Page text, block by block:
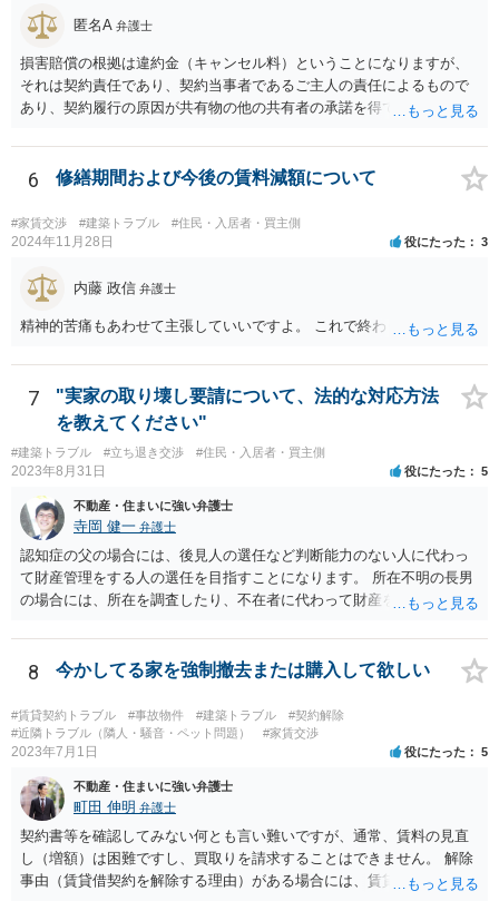
にとって不利な事実が隠されているという推認を働かせることに繋が
るリスクがあります（もちろん、争点と全く無関係な部分をマスキン
グ等することはありますが、それは手続戦略とは別の問題です）。 裁
判所は公平な第三者であり、調停委員会に与える心証も考慮する必要
があります。手続を有利に進めたいのであれば、証拠の出し方より
回提出を予定している資料がどのようなものであるのか、争点とどの
て具体的なに採るべき手段は変わってくるため、上記はあくまで個別
事情を踏まえない一般論としてご理解いただき、本件でどのように対
ます。
匿名A 弁護士
損害賠償の根拠は違約金（キャンセル料）ということになりますが、
それは契約責任であり、契約当事者であるご主人の責任によるもので
あり、契約履行の原因が共有物の他の共有者の承諾を得ていなかった
るべきものであり、奥さんが負担すべき債務ではありません。つまり
奥さんにメンテナンス工事契約を承諾しなければならない義務はあり
ません。 それでも請求をされましたら、個別の法律相談をされること
をお薦めします。
6 修繕期間および今後の賃料減額について
#家賃交渉 #建築トラブル #住民・入居者・買主側
2024年11月28日 役にたった 3
内藤 政信 弁護士
精神的苦痛もあわせて主張していいですよ。 これで終わります。
7
"実家の取り壊し要請について、法的な対応方法
を教えてください"
#建築トラブル #立ち退き交渉 #住民・入居者・買主側
2023年8月31日 役にたった 5
不動産・住まいに強い弁護士
寺岡 健一 弁護士
認知症の父の場合には、後見人の選任など判断能力のない人に代わっ
て財産管理をする人の選任を目指すことになります。 所在不明の長男
の場合には、所在を調査したり、不在者に代わって財産を管理する人
8 今かしてる家を強制撤去または購入して欲しい
#賃貸契約トラブル #事故物件 #建築トラブル
#契約解除
#近隣トラブル（隣人・騒音・ペット問題）
#家賃交渉
2023年7月1日 役にたった 5
不動産・住まいに強い弁護士
町田 伸明 弁護士
契約書等を確認してみない何とも言い難いですが、通常、賃料の見直
し（増額）は困難ですし、買取りを請求することはできません。 解除
事由（賃貸借契約を解除する理由）がある場合には、賃貸借契約を解